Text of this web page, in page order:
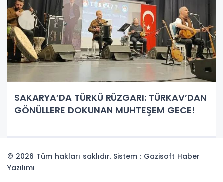
SAKARYA’DA TÜRKÜ RÜZGARI: TÜRKAV’DAN
GÖNÜLLERE DOKUNAN MUHTEŞEM GECE!
© 2026 Tüm hakları saklıdır. Sistem : Gazisoft Haber
Yazılımı